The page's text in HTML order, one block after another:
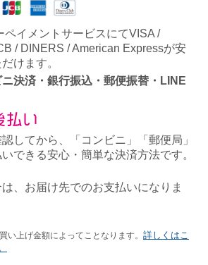
ペイメントサービスにてVISA /
/ DINERS / American Expressが安
けます。
決済・銀行振込・郵便振替・LINE
してから、「コンビニ」「郵便局」
いできる安心・簡単な決済方法です。
、お届け先でのお支払いになりま
い上げ金額によってことなります。 詳しくはこ